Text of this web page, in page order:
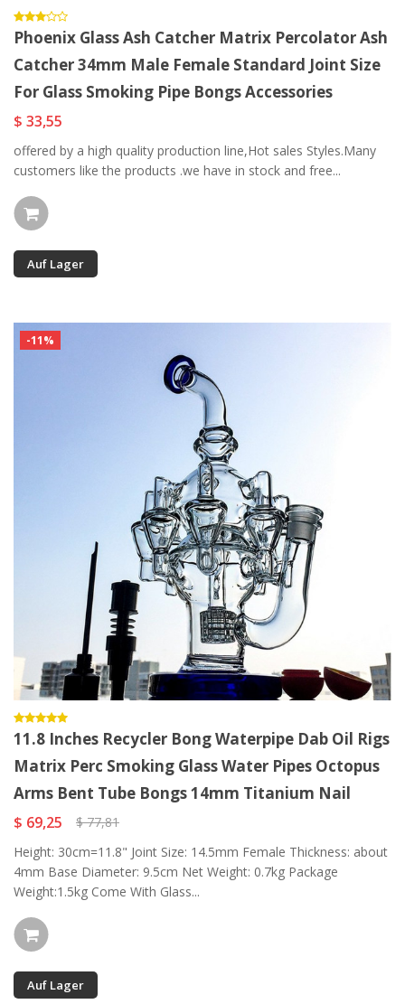
Phoenix Glass Ash Catcher Matrix Percolator Ash
Catcher 34mm Male Female Standard Joint Size
For Glass Smoking Pipe Bongs Accessories
$ 33,55
offered by a high quality production line,Hot sales Styles.Many
customers like the products .we have in stock and free...
Auf Lager
-11%
11.8 Inches Recycler Bong Waterpipe Dab Oil Rigs
Matrix Perc Smoking Glass Water Pipes Octopus
Arms Bent Tube Bongs 14mm Titanium Nail
$ 69,25
$ 77,81
Height: 30cm=11.8" Joint Size: 14.5mm Female Thickness: about
4mm Base Diameter: 9.5cm Net Weight: 0.7kg Package
Weight:1.5kg Come With Glass...
Auf Lager